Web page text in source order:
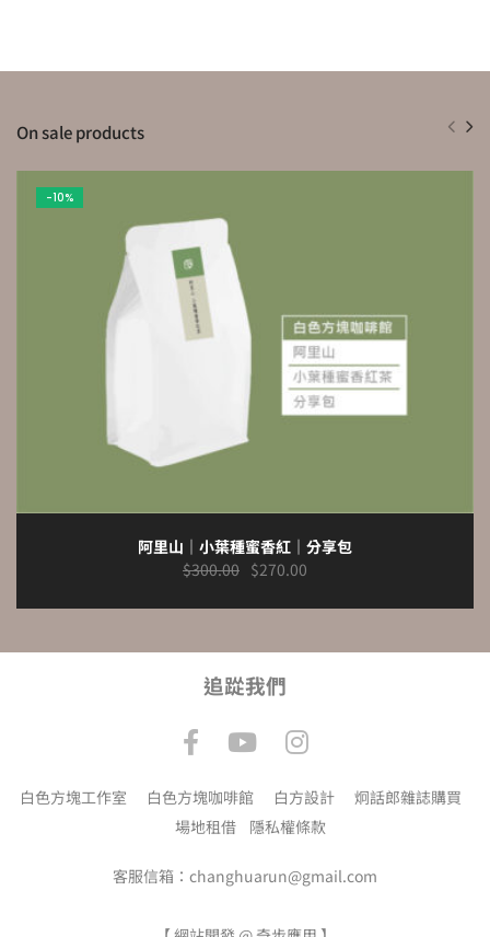
On sale products
-10%
阿里山｜小葉種蜜香紅｜分享包
$300.00 $270.00
追踨我們
白色方塊工作室 白色方塊咖啡館白方設計 炯話郎雜誌購買
場地租借隱私權條款
客服信箱：changhuarun@gmail.com